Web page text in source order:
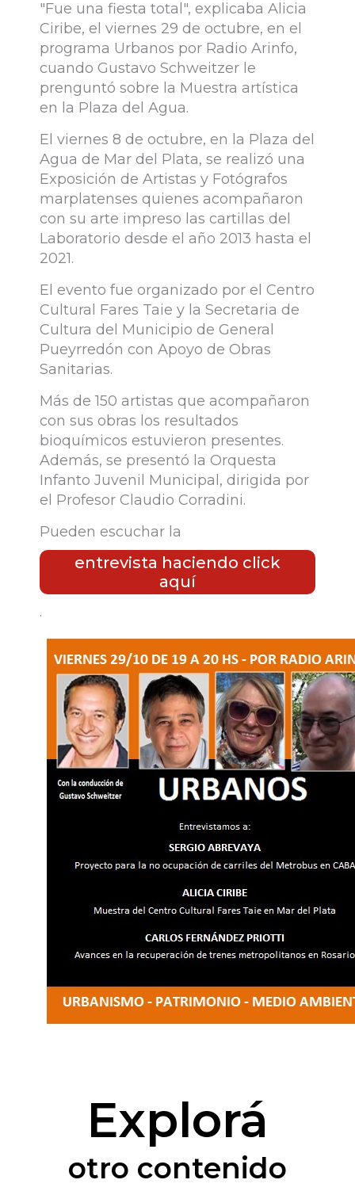
"Fue una fiesta total", explicaba Alicia
Ciribe, el viernes 29 de octubre, en el
programa Urbanos por Radio Arinfo,
cuando Gustavo Schweitzer le
prenguntó sobre la Muestra artística
en la Plaza del Agua.
El viernes 8 de octubre, en la Plaza del
Agua de Mar del Plata, se realizó una
Exposición de Artistas y Fotógrafos
marplatenses quienes acompañaron
con su arte impreso las cartillas del
Laboratorio desde el año 2013 hasta el
2021.
El evento fue organizado por el Centro
Cultural Fares Taie y la Secretaria de
Cultura del Municipio de General
Pueyrredón con Apoyo de Obras
Sanitarias.
Más de 150 artistas que acompañaron
con sus obras los resultados
bioquímicos estuvieron presentes.
Además, se presentó la Orquesta
Infanto Juvenil Municipal, dirigida por
el Profesor Claudio Corradini.
Pueden escuchar la
entrevista haciendo click
aquí
.
Explorá
otro contenido